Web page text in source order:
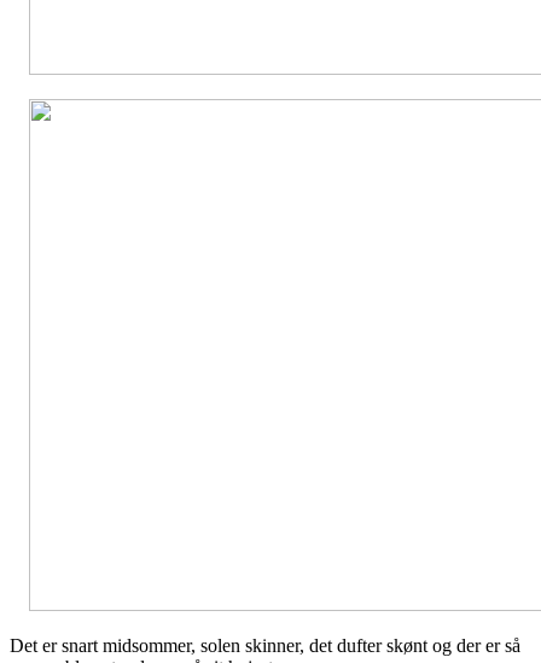
Det er snart midsommer, solen skinner, det dufter skønt og der er så